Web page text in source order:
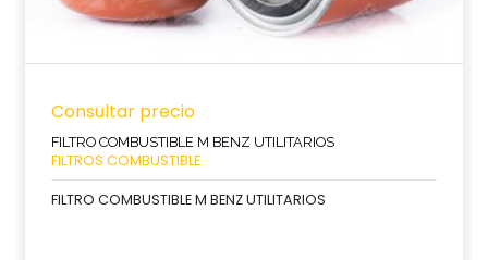
Consultar precio
FILTRO COMBUSTIBLE M BENZ UTILITARIOS
FILTROS COMBUSTIBLE
FILTRO COMBUSTIBLE M BENZ UTILITARIOS